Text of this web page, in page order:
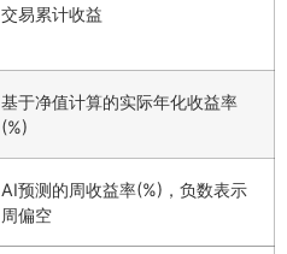
交易累计收益
基于净值计算的实际年化收益率
(%)
AI预测的周收益率(%)，负数表示
周偏空